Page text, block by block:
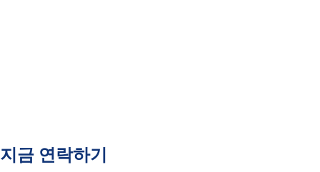
지금 연락하기